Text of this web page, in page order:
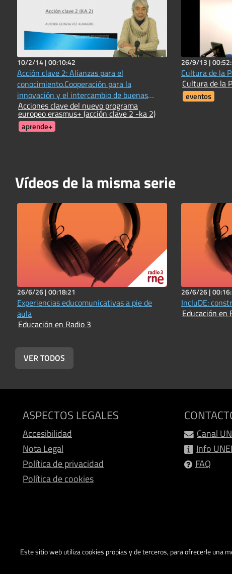
10/2/14 |00:10:42
Acción clave 2: Alianzas para el
conocimiento.Cooperación para la
innovación y el intercambio de buenas
prácticas
Acciones clave del nuevo programa
europeo erasmus+ (acción clave 2 -ka 2)
aprende+
26/9/13 |
Cultura de la
Cultura de la
eventos
Vídeos de la misma serie
26/6/26 |00:18:21
Experiencias educomunicativas a pie de
aula
Educación en Radio 3
26/6/26 |
IncluDE:
Educación en
VER TODOS
ASPECTOS LEGALES
Accesibilidad
Nota Legal
Política de privacidad
Política de cookies
Canal
Info
FAQ
Este sitio web utiliza cookies propias y de terceros, para ofrecerle una